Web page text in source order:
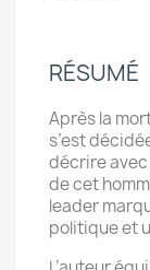
RÉSUMÉ
Après la
s’est
décrire
de cet
leader
politique et